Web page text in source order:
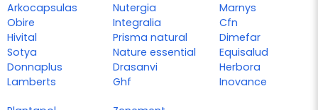
Arkocapsulas
Obire
Hivital
Sotya
Donnaplus
Lamberts
Nutergia
Integralia
Prisma natural
Nature essential
Drasanvi
Ghf
Marnys
Cfn
Dimefar
Equisalud
Herbora
Inovance